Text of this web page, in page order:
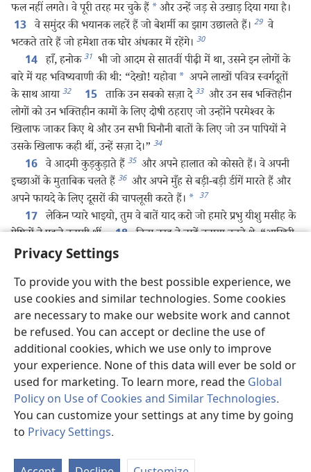
Privacy Settings
To provide you with the best possible experience, we
use cookies and similar technologies. Some cookies
are necessary to make our website work and cannot
be refused. You can accept or decline the use of
additional cookies, which we use only to improve
your experience. None of this data will ever be sold or
used for marketing. To learn more, read the Global
Policy on Use of Cookies and Similar Technologies.
You can customize your settings at any time by going
to Privacy Settings.
फल नहीं लगते। वे पूरी तरह मर चुके हैं *और उन्हें जड़ से उखाड़ दिया गया है।
13 वे समुंदर की भयानक लहरें हैं जो बेशर्मी का झाग उछालते हैं। 29 वे
भटकते तारे हैं जो हमेशा तक घोर अंधकार में रहेंगे। 30
14 हाँ, हनोक 31 भी जो आदम से सातवीं पीढ़ी में था, उसने इन लोगों के
बारे में यह भविष्यवाणी की थी: “देखो! यहोवा * अपने लाखों पवित्र स्वर्गदूतों
के साथ आया 32 15 ताकि उन सबको सज़ा दे 33 और उन सब भक्‍तिहीन
लोगों को उन भक्‍तिहीन कामों के लिए दोषी ठहराए जो उन्होंने परमेश्‍वर के
खिलाफ जाकर किए थे और उन सभी घिनौनी बातों के लिए जो उन पापियों ने
उसके खिलाफ कही थीं, उन्हें सज़ा दे।” 34
16 वे आदमी कुड़कुड़ाते हैं 35 और अपने हालात को कोसते हैं। वे अपनी
इच्छाओं के मुताबिक चलते हैं 36 और अपने मुँह से बड़ी-बड़ी डींगें मारते हैं और
अपने फायदे के लिए दूसरों की चापलूसी करते हैं। * 37
17 लेकिन प्यारे भाइयो, तुम वे बातें याद करो जो हमारे प्रभु यीशु मसीह के
प्रेषितों ने पहले बतायी थीं, 18किस तरह वे तुम्हें बताया करते थे, “आखिरी
वक्‍त में खिल्ली उड़ानेवाले आएँगे जो अपनी बुरी इच्छाओं के मुताबिक काम
*हैं और जिनमें परमेश्‍वर की पवित्र शक्‍ति नहीं है। 20मगर प्यारे भाइयो,
तुम अपने पवित्र विश्‍वास की बुनियाद पर खुद को मज़बूत करो और पवित्र शक्‍ति
के मार्गदर्शन के मुताबिक प्रार्थना करो 40 21 ताकि हमारे प्रभु यीशु मसीह की
दया पाने का इंतज़ार करते हुए जिससे तुम्हें हमेशा की ज़िंदगी मिलेगी, 41
खुद को परमेश्‍वर के प्यार के लायक बनाए रखो। 42 22 साथ ही, ऐसे लोगों
को दया दिखाते रहो 43 जो शक करते हैं 44 23 और झपटकर उन्हें विनाश
की आग से बाहर निकालो और बचा लो। 45 मगर दूसरों पर भी दया करते रहो
और एहतियात बरतो और इस दौरान उनके बुरे कामों से नफरत करो जिनसे
उन्होंने खुद को दागदार कर लिया है।
46
परमेश्‍वर तुम्हें ठोकर खाने से बचा सकता है और अपनी महिमा के
सामने*निष्कलंक खड़ा कर सकता है और तुम्हें बहुत खुशी दे सकता है।